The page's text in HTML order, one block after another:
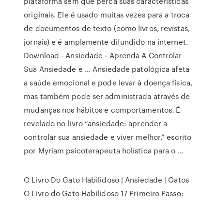
originais. Ele é usado muitas vezes para a troca
de documentos de texto (como livros, revistas,
jornais) e é amplamente difundido na internet.
Download - Ansiedade - Aprenda A Controlar
Sua Ansiedade e ... Ansiedade patológica afeta
a saúde emocional e pode levar à doença física,
mas também pode ser administrada através de
mudanças nos hábitos e comportamentos. É
revelado no livro “ansiedade: aprender a
controlar sua ansiedade e viver melhor,” escrito
por Myriam psicoterapeuta holística para o …
O Livro Do Gato Habilidoso | Ansiedade | Gatos
O Livro do Gato Habilidoso 17 Primeiro Passo: